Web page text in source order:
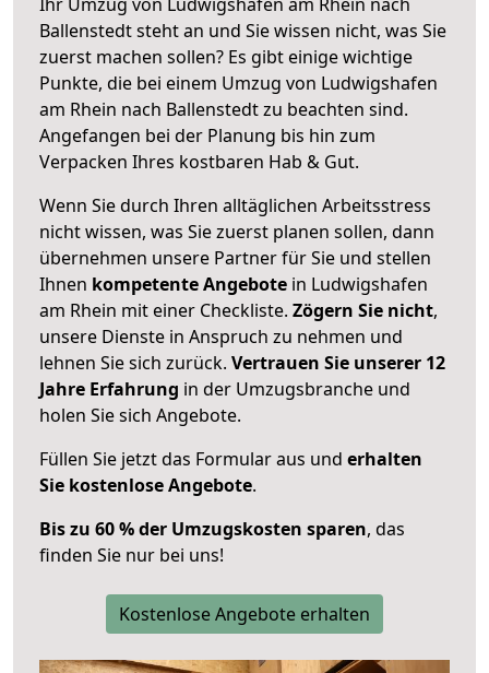
Ballenstedt steht an und Sie wissen nicht, was Sie
zuerst machen sollen? Es gibt einige wichtige
Punkte, die bei einem Umzug von Ludwigshafen
am Rhein nach Ballenstedt zu beachten sind.
Angefangen bei der Planung bis hin zum
Verpacken Ihres kostbaren Hab & Gut.
Wenn Sie durch Ihren alltäglichen Arbeitsstress
nicht wissen, was Sie zuerst planen sollen, dann
übernehmen unsere Partner für Sie und stellen
Ihnen kompetente Angebote in Ludwigshafen
am Rhein mit einer Checkliste. Zögern Sie nicht,
unsere Dienste in Anspruch zu nehmen und
lehnen Sie sich zurück. Vertrauen Sie unserer 12
Jahre Erfahrung in der Umzugsbranche und
holen Sie sich Angebote.
Füllen Sie jetzt das Formular aus und erhalten
Sie kostenlose Angebote.
Bis zu 60 % der Umzugskosten sparen, das
finden Sie nur bei uns!
Kostenlose Angebote erhalten